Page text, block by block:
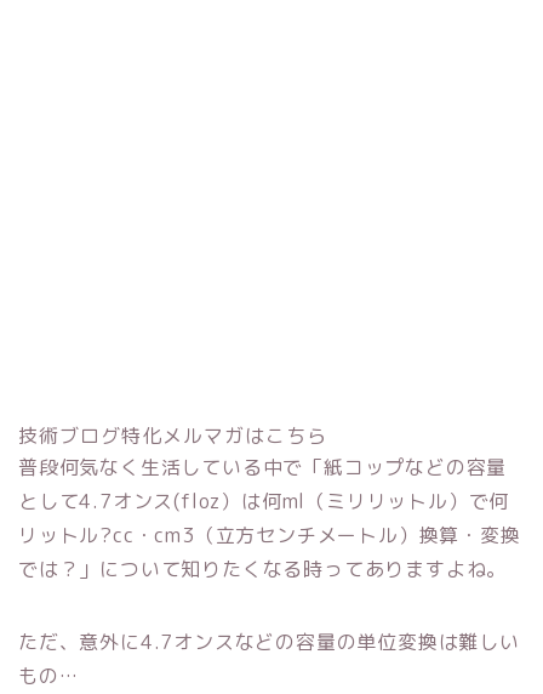
技術ブログ特化メルマガはこちら
普段何気なく生活している中で「紙コップなどの容量
として4.7オンス(floz）は何ml（ミリリットル）で何
リットル?cc・cm3（立方センチメートル）換算・変換
では？」について知りたくなる時ってありますよね。
ただ、意外に4.7オンスなどの容量の単位変換は難しい
もの…